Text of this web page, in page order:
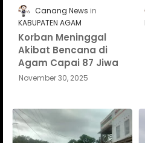
Canang News
KABUPATEN AGAM
Korban Meninggal
Akibat Bencana di
Agam Capai 87 Jiwa
November 30, 2025